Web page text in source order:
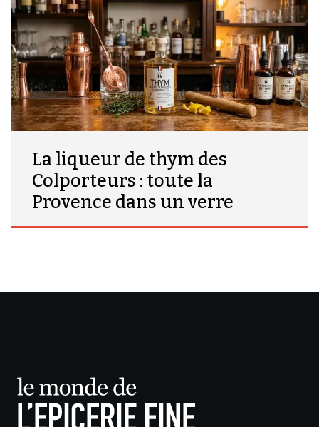
La liqueur de thym des
Colporteurs : toute la
Provence dans un verre